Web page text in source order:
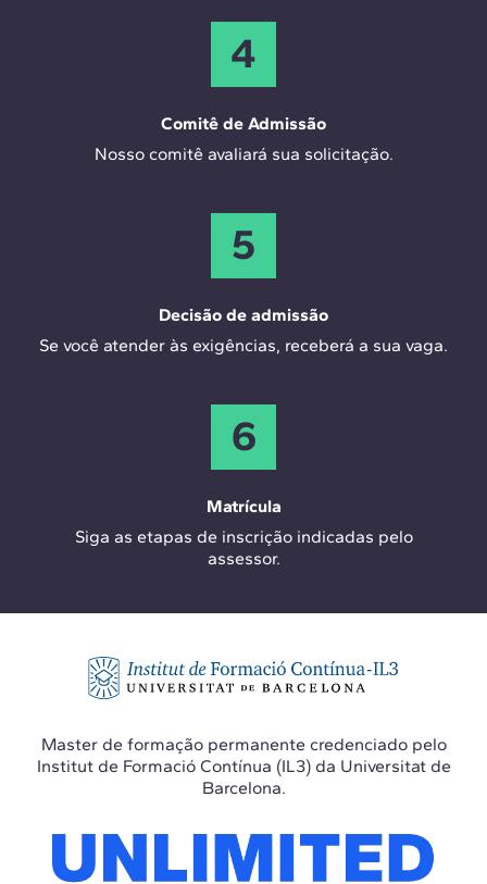
4
Comitê de Admissão
Nosso comitê avaliará sua solicitação.
5
Decisão de admissão
Se você atender às exigências, receberá a sua vaga.
6
Matrícula
Siga as etapas de inscrição indicadas pelo
assessor.
Master de formação permanente credenciado pelo
Institut de Formació Contínua (IL3) da Universitat de
Barcelona.